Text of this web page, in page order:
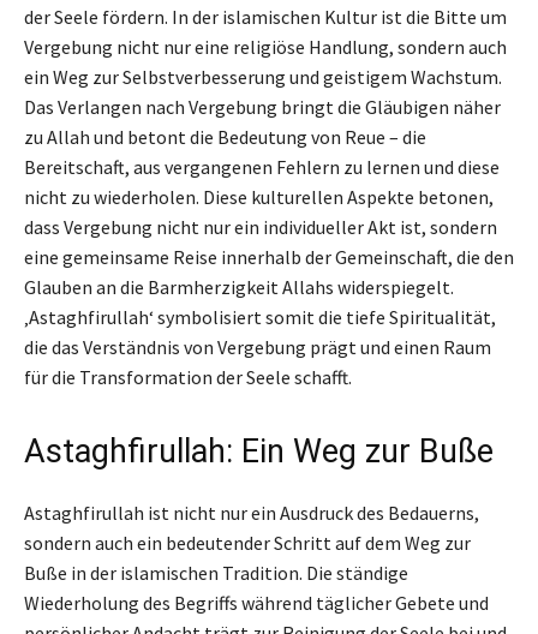
der Seele fördern. In der islamischen Kultur ist die Bitte um
Vergebung nicht nur eine religiöse Handlung, sondern auch
ein Weg zur Selbstverbesserung und geistigem Wachstum.
Das Verlangen nach Vergebung bringt die Gläubigen näher
zu Allah und betont die Bedeutung von Reue – die
Bereitschaft, aus vergangenen Fehlern zu lernen und diese
nicht zu wiederholen. Diese kulturellen Aspekte betonen,
dass Vergebung nicht nur ein individueller Akt ist, sondern
eine gemeinsame Reise innerhalb der Gemeinschaft, die den
Glauben an die Barmherzigkeit Allahs widerspiegelt.
‚Astaghfirullah‘ symbolisiert somit die tiefe Spiritualität,
die das Verständnis von Vergebung prägt und einen Raum
für die Transformation der Seele schafft.
Astaghfirullah: Ein Weg zur Buße
Astaghfirullah ist nicht nur ein Ausdruck des Bedauerns,
sondern auch ein bedeutender Schritt auf dem Weg zur
Buße in der islamischen Tradition. Die ständige
Wiederholung des Begriffs während täglicher Gebete und